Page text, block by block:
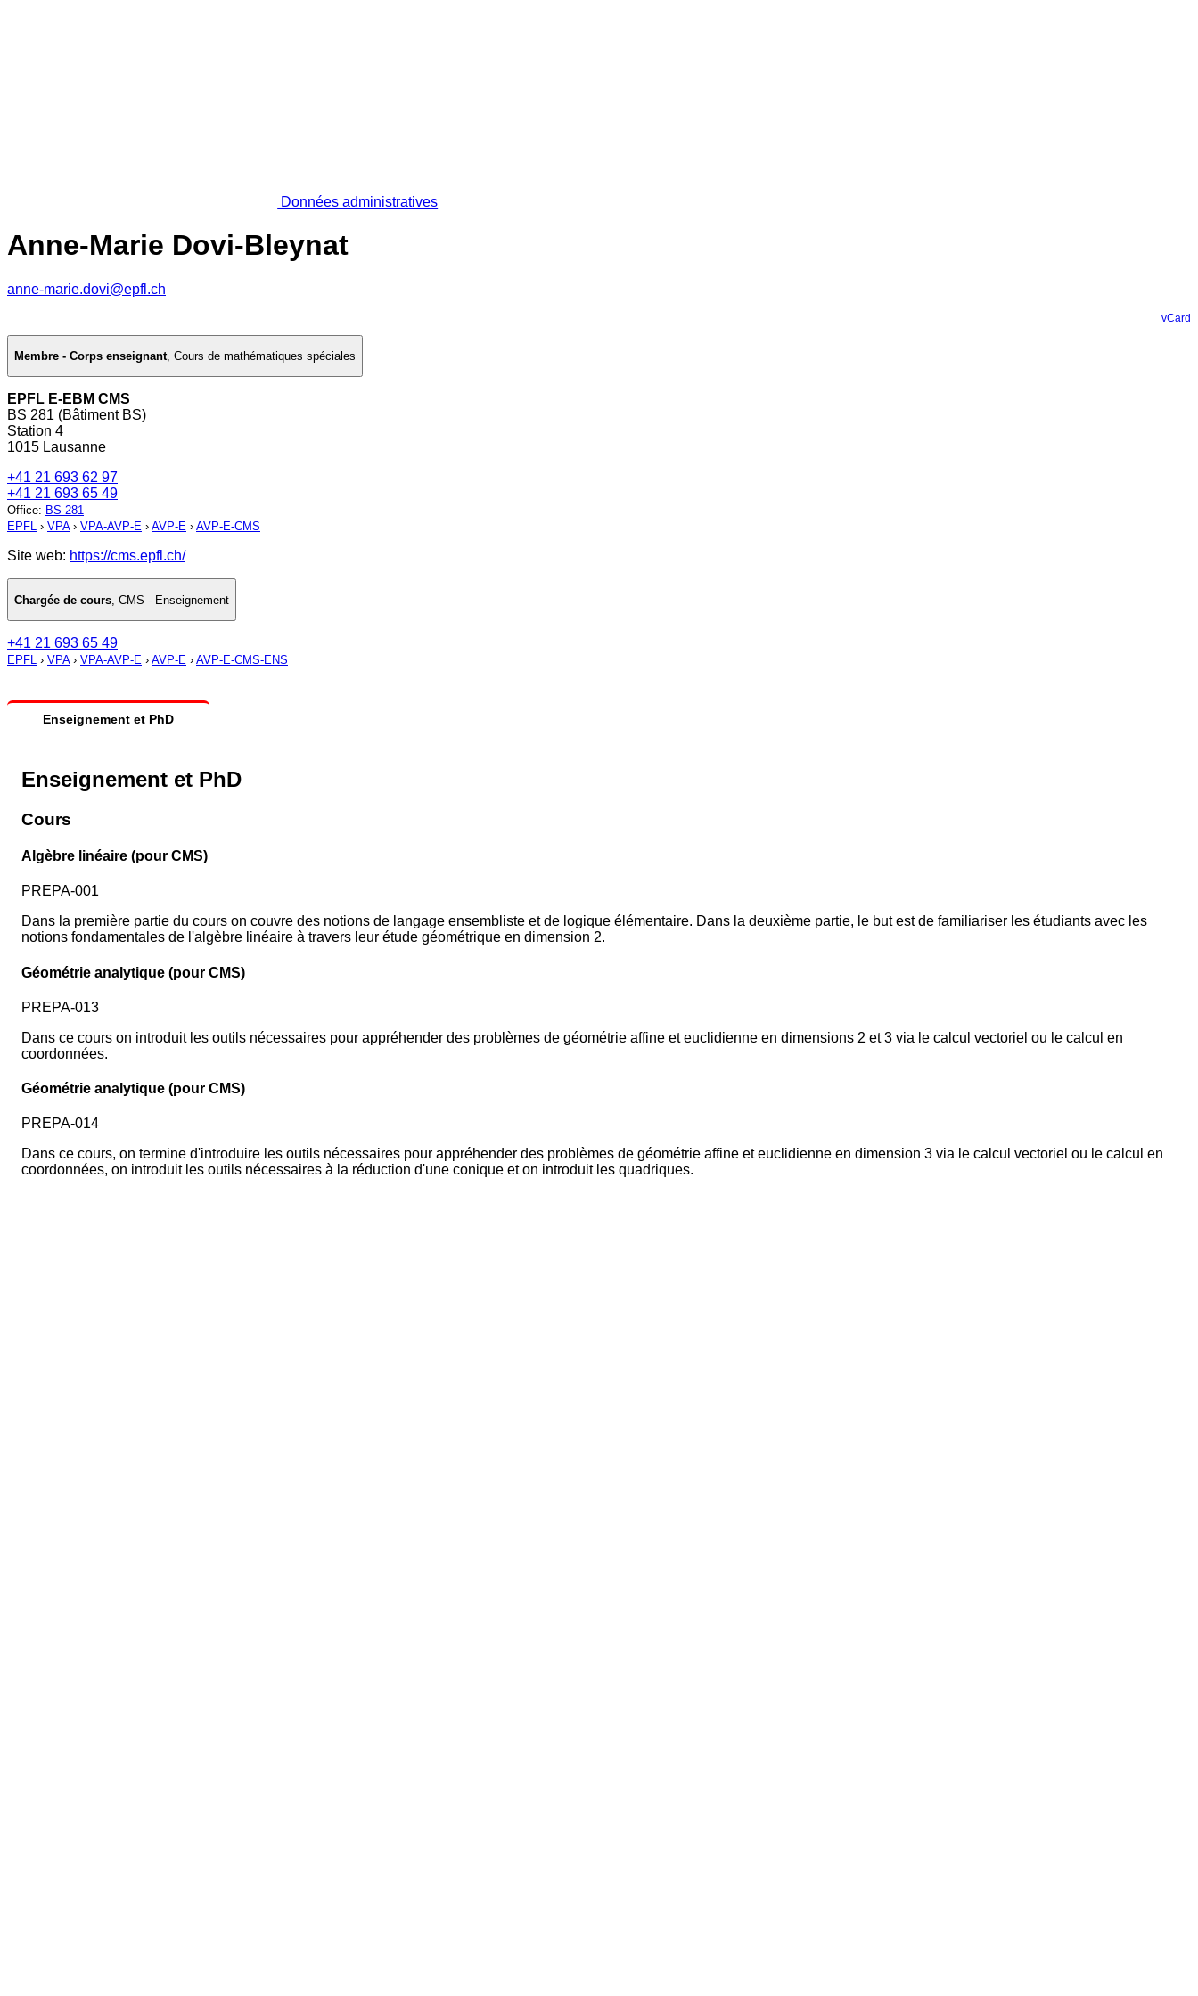
Données administratives
Anne-Marie Dovi-Bleynat
anne-marie.dovi@epfl.ch
vCard
Membre - Corps enseignant, Cours de mathématiques spéciales
EPFL E-EBM CMS
BS 281 (Bâtiment BS)
Station 4
1015 Lausanne
+41 21 693 62 97
+41 21 693 65 49
Office: BS 281
EPFL › VPA› VPA-AVP-E › AVP-E › AVP-E-CMS
Site web: https://cms.epfl.ch/
Chargée de cours CMS - Enseignement
+41 21 693 65 49
EPFL › VPA› VPA-AVP-E › AVP-E › AVP-E-CMS-ENS
Enseignement et PhD
Enseignement et PhD
Cours
Algèbre linéaire (pour CMS)
PREPA-001
Dans la première partie du cours on couvre des notions de langage ensembliste et de logique élémentaire. Dans la deuxième partie, le but est de familiariser les étudiants avec les
notions fondamentales de l'algèbre linéaire à travers leur étude géométrique en dimension 2.
Géométrie analytique (pour CMS)
PREPA-013
Dans ce cours on introduit les outils nécessaires pour appréhender des problèmes de géométrie affine et euclidienne en dimensions 2 et 3 via le calcul vectoriel ou le calcul en
coordonnées.
Géométrie analytique (pour CMS)
PREPA-014
Dans ce cours, on termine d'introduire les outils nécessaires pour appréhender des problèmes de géométrie affine et euclidienne en dimension 3 via le calcul vectoriel ou le calcul en
coordonnées, on introduit les outils nécessaires à la réduction d'une conique et on introduit les quadriques.